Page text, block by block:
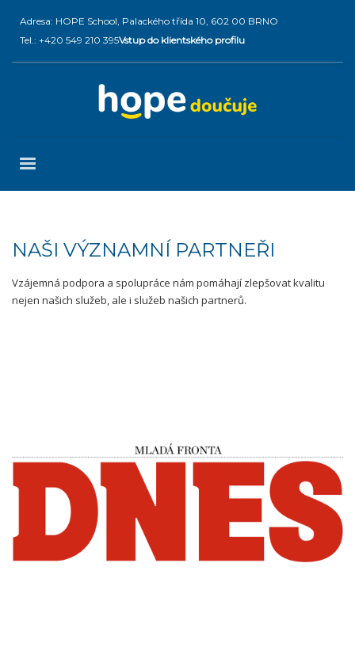
Adresa: HOPE School, Palackého třída 10, 602 00 BRNO
Tel.: +420 549 210 395Vstup do klientského profilu
NAŠI VÝZNAMNÍ PARTNEŘI
Vzájemná podpora a spolupráce nám pomáhají zlepšovat kvalitu
nejen našich služeb, ale i služeb našich partnerů.